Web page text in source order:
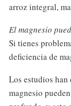
arroz integral,
El magnesio
Si tienes
deficiencia de
Los estudios han
magnesio